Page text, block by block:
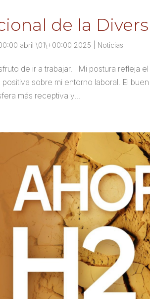
de la
abril \01\+00:00 2025 Noticias
de ir a trabajar. Mi postura refleja
sobre mi entorno laboral. El
más receptiva y...